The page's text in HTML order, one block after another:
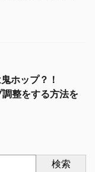
ホップ？！
整をする方法を
検索